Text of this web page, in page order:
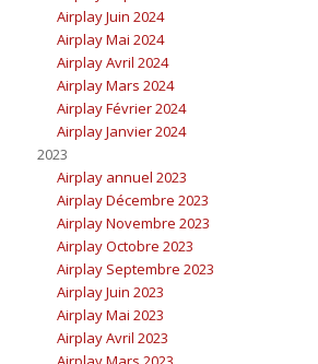
Airplay Juin 2024
Airplay Mai 2024
Airplay Avril 2024
Airplay Mars 2024
Airplay Février 2024
Airplay Janvier 2024
2023
Airplay annuel 2023
Airplay Décembre 2023
Airplay Novembre 2023
Airplay Octobre 2023
Airplay Septembre 2023
Airplay Juin 2023
Airplay Mai 2023
Airplay Avril 2023